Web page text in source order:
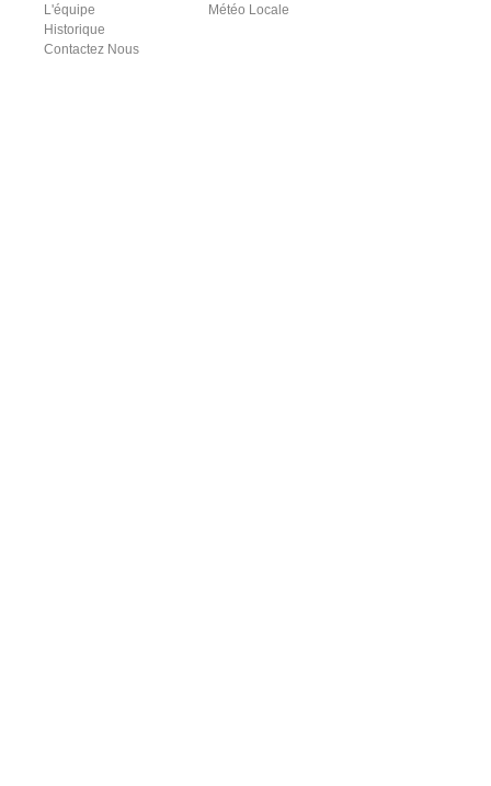
L'équipe
Historique
Contactez Nous
Météo Locale